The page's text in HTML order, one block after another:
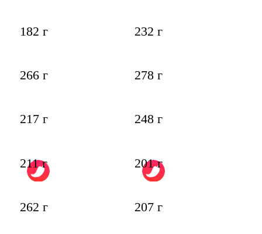
182 г 232 г
266 г 278 г
217 г 248 г
211 г 201 г
262 г 207 г